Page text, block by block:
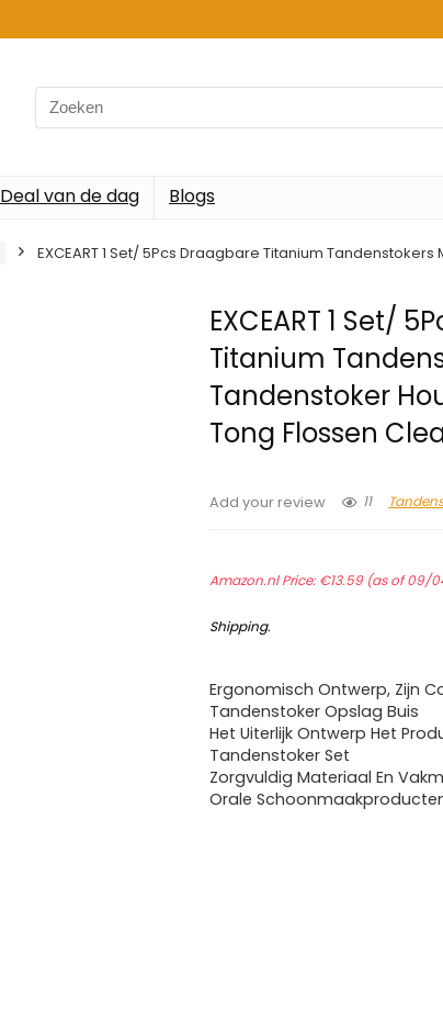
Search
for:
Deal van de dag Blogs
EXCEART 1 Set/ 5Pcs Draagbare Titanium
EXCEART 1 Set/
Titanium
Tandenstoker
Tong Flossen
Add your review 11
Amazon.nl Price:€13.59(as of 09/
Shipping.
Ergonomisch Ontwerp, Zijn
Tandenstoker Opslag Buis
Het Uiterlijk Ontwerp Het
Tandenstoker Set
Zorgvuldig Materiaal En
Orale